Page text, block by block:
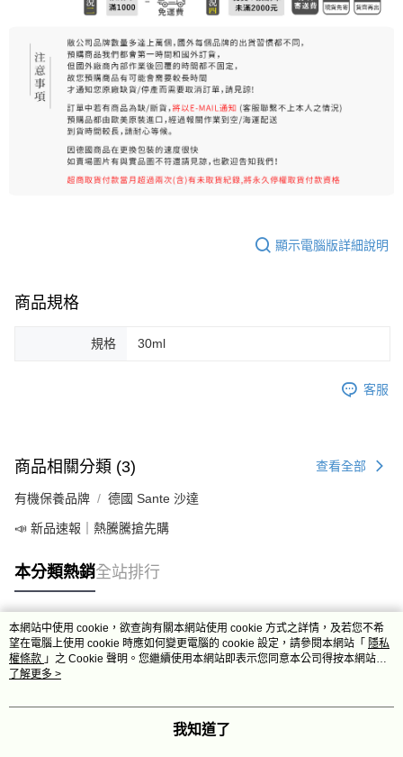
每筆NT$100，滿NT$999(含以上)免運費
離島宅配（澎湖、金門、馬祖、小琉球）
每筆NT$250，滿NT$3,000(含以上)免運費
顯示電腦版詳細說明
商品規格
規格 30ml
客服
商品相關分類 (3) 查看全部
有機保養品牌 德國 Sante 沙達
📣 新品速報｜熱騰騰搶先購
本分類熱銷全站排行
熱門標籤
本網站中使用 cookie，欲查詢有關本網站使用 cookie 方式之詳情，及若您不希
望在電腦上使用 cookie 時應如何變更電腦的 cookie 設定，請參閱本網站「 隱私
權條款 」之 Cookie 聲明。您繼續使用本網站即表示您同意本公司得按本網站使
用條款之 Cookie 聲明使用 cookie。
了解更多 >
我知道了